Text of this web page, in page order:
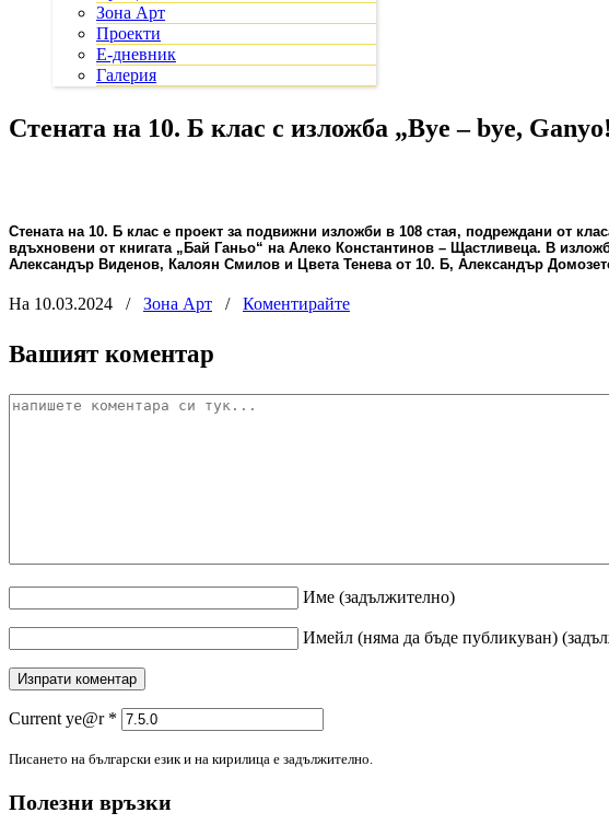
Зона Арт
Проекти
Е-дневник
Галерия
Стената на 10. Б клас с изложба „Bye – bye,
Стената на 10. Б клас е проект за подвижни изложби в 108 стая, подреждани от
вдъхновени от книгата „Бай Ганьо“ на Алеко Константинов – Щастливеца. В
Александър Виденов, Калоян Смилов и Цвета Тенева от 10. Б, Александър
На 10.03.2024 / Зона Арт / Коментирайте
Вашият коментар
Име (задължително)
Имейл (няма да бъде публикуван)
Current ye@r *
Писането на български език и на кирилица е задължително.
Полезни връзки